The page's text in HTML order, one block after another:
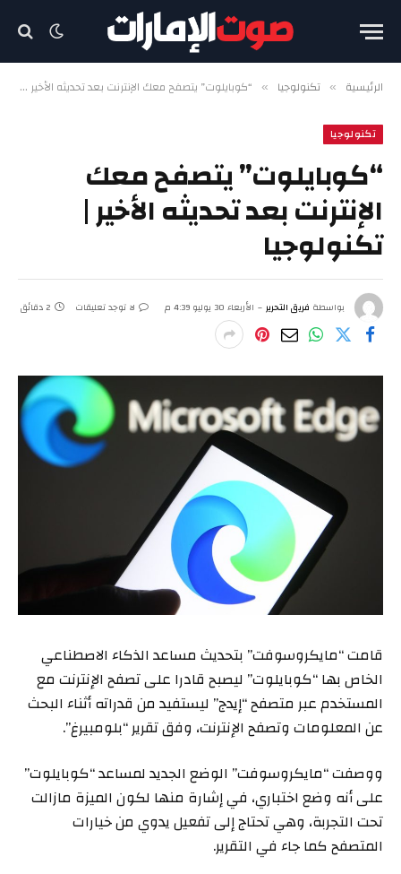
الرئيسية » تكنولوجيا » “كوبايلوت” يتصفح معك الإنترنت بعد تحديثه الأخير | تكنولوجيا
تكنولوجيا
“كوبايلوت” يتصفح معك
الإنترنت بعد تحديثه الأخير |
تكنولوجيا
بواسطة فريق التحرير الأربعاء 30 يوليو 4:39 م لا توجد تعليقات 2 دقائق
قامت “مايكروسوفت” بتحديث مساعد الذكاء الاصطناعي
الخاص بها “كوبايلوت” ليصبح قادرا على تصفح الإنترنت مع
المستخدم عبر متصفح “إيدج” ليستفيد من قدراته أثناء البحث
عن المعلومات وتصفح الإنترنت، وفق تقرير “بلومبيرغ”.
ووصفت “مايكروسوفت” الوضع الجديد لمساعد “كوبايلوت”
على أنه وضع اختباري، في إشارة منها لكون الميزة مازالت
تحت التجربة، وهي تحتاج إلى تفعيل يدوي من خيارات
المتصفح كما جاء في التقرير.